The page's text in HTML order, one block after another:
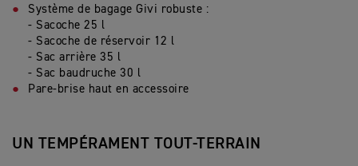
Système de bagage Givi robuste :
- Sacoche 25 l
- Sacoche de réservoir 12 l
- Sac arrière 35 l
- Sac baudruche 30 l
Pare-brise haut en accessoire
UN TEMPÉRAMENT TOUT-TERRAIN